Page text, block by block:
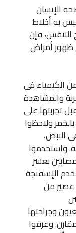
الإنسان
به أخلاط
التنفس، فإن
ظهور أمراض
الكيمياء في
والمشاهدة
تجربتها على
ولاحظوا
النبض،
واستخدموا
بعسر
الإسفنجة
عصير من
وجراحتها
وعرفوا